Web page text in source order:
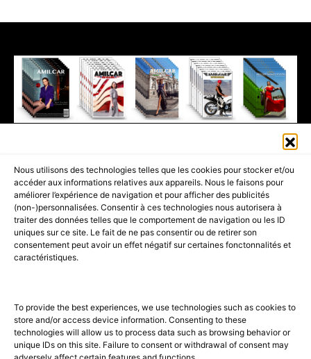
Nous utilisons des technologies telles que les cookies pour stocker et/ou
accéder aux informations relatives aux appareils. Nous le faisons pour
améliorer l’expérience de navigation et pour afficher des publicités
(non-)personnalisées. Consentir à ces technologies nous autorisera à
traiter des données telles que le comportement de navigation ou les ID
uniques sur ce site. Le fait de ne pas consentir ou de retirer son
consentement peut avoir un effet négatif sur certaines fonctonnalités et
caractéristiques.
To provide the best experiences, we use technologies such as cookies to
store and/or access device information. Consenting to these
technologies will allow us to process data such as browsing behavior or
unique IDs on this site. Failure to consent or withdrawal of consent may
PART OF THEAMILCAR MAGAZINE GROUP.EDITOR - ADVERTISING
AGENCE MEDIANE.
ACCUEIL BEST OF LUXE
35 MAGAZINES
SHOPPING & CONCIERGERIE
Voyages Contact